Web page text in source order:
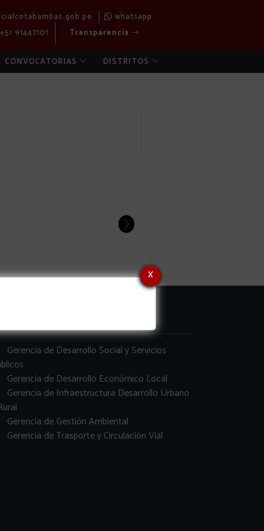
whatsapp
+51 91447101 Transparencia
CONVOCATORIAS DISTRITOS
x
Gerencia de Desarrollo Social y Servicios
Gerencia de Desarrollo Económico Local
Gerencia de Infraestructura Desarrollo Urbano
Gerencia de Gestión Ambiental
Gerencia de Trasporte y Circulación Vial